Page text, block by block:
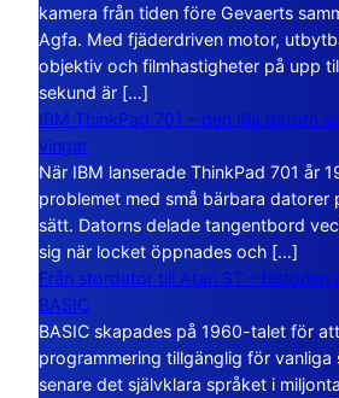
kamera från tiden före Gevaerts
Agfa. Med fjäderdriven motor,
objektiv och filmhastigheter på upp
sekund är […]
IBM ThinkPad 701 – den lilla datorn
vingar
När IBM lanserade ThinkPad 701 år
problemet med små bärbara datorer
sätt. Datorns delade tangentbord
sig när locket öppnades och […]
Från stordator till Atari ST – historien
BASIC
BASIC skapades på 1960-talet för
programmering tillgänglig för
senare det självklara språket i